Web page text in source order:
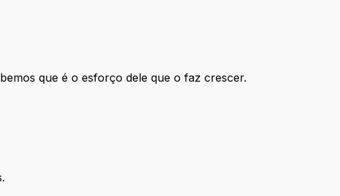
que é o esforço dele que o faz crescer.